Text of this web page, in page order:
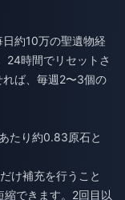
約10万の聖遺物経
24時間でリセットさ
ば、毎週2〜3個の
たり約0.83原石と
け補充を行うこと
できます。2回目以